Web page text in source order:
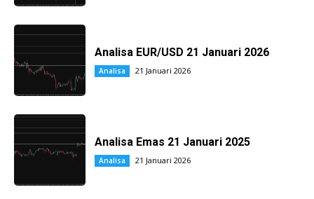
Analisa EUR/USD 21 Januari 2026
Analisa 21 Januari 2026
Analisa Emas 21 Januari 2025
Analisa 21 Januari 2026